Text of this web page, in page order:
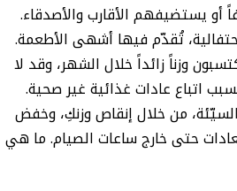
أو يستضيفهم الأقارب والأصدقاء.
تُقدّم فيها أشهى الأطعمة.
وزناً زائداً خلال الشهر، وقد لا
اتباع عادات غذائية غير صحية.
من خلال إنقاص وزنكِ، وخفض
حتى خارج ساعات الصيام. ما هي